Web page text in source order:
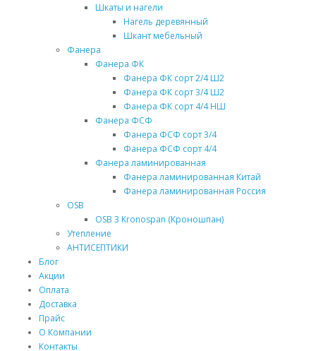
Шкаты и нагели
Нагель деревянный
Шкант мебельный
Фанера
Фанера ФК
Фанера ФК сорт 2/4 Ш2
Фанера ФК сорт 3/4 Ш2
Фанера ФК сорт 4/4 НШ
Фанера ФСФ
Фанера ФСФ сорт 3/4
Фанера ФСФ сорт 4/4
Фанера ламинированная
Фанера ламинированная Китай
Фанера ламинированная Россия
OSB
OSB 3 Kronospan (Кроношпан)
Утепление
АНТИСЕПТИКИ
Блог
Акции
Оплата
Доставка
Прайс
О Компании
Контакты